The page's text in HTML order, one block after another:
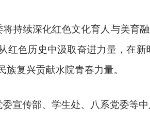
持续深化红色文化育人与美育
红色历史中汲取奋进力量，在
族复兴贡献水院青春力量。
宣传部、学生处、八系党委等